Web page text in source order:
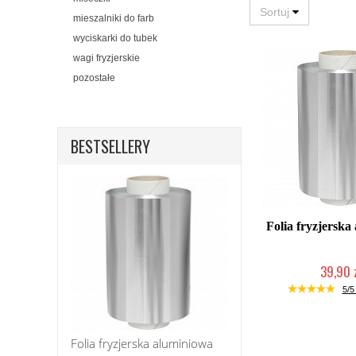
Folia fryzjerska
39,90
Duża ilość 5/5
mieszalniki do farb
wyciskarki do tubek
wagi fryzjerskie
pozostałe
BESTSELLERY
Folia fryzjerska aluminiowa